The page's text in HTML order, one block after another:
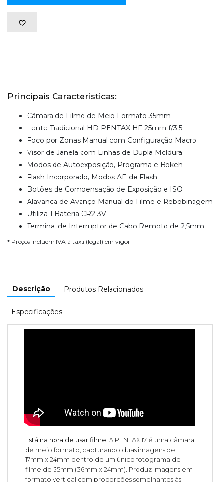
Principais Caracteristicas:
Câmara de Filme de Meio Formato 35mm
Lente Tradicional HD PENTAX HF 25mm f/3.5
Foco por Zonas Manual com Configuração Macro
Visor de Janela com Linhas de Dupla Moldura
Modos de Autoexposição, Programa e Bokeh
Flash Incorporado, Modos AE de Flash
Botões de Compensação de Exposição e ISO
Alavanca de Avanço Manual do Filme e Rebobinagem
Utiliza 1 Bateria CR2 3V
Terminal de Interruptor de Cabo Remoto de 2,5mm
* Preços incluem IVA à taxa (legal) em vigor
Descrição Produtos Relacionados
Especificações
Está na hora de usar filme!A PENTAX 17 é uma câmara
de meio formato, capturando duas imagens de
17mm x 24mm dentro de um único fotograma de
filme de 35mm (36mm x 24mm). Produz imagens em
formato vertical com proporções semelhantes às